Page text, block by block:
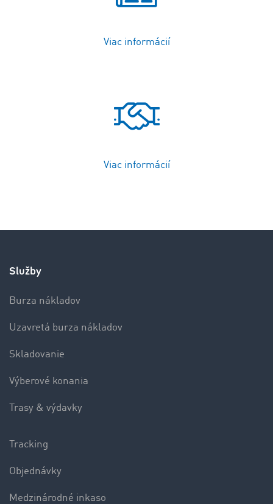
Viac informácií
Viac informácií
Služby
Burza nákladov
Uzavretá burza nákladov
Skladovanie
Výberové konania
Trasy & výdavky
Tracking
Objednávky
Medzinárodné inkaso